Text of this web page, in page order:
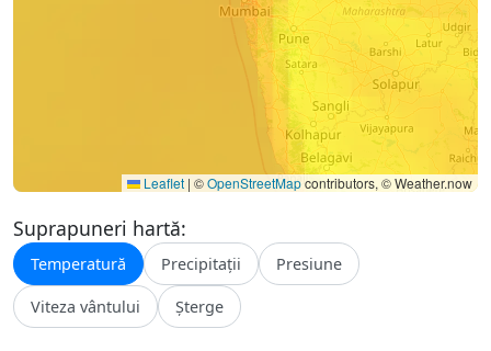
Leaflet | ©OpenStreetMapcontributors, © Weather.now
Suprapuneri hartă:
Temperatură Precipitații Presiune
Viteza vântului Șterge